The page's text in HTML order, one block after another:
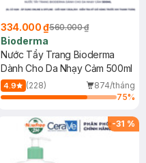
334.000 ₫560.000 ₫
Bioderma
Nước Tẩy Trang Bioderma
Dành Cho Da Nhạy Cảm 500ml
4.9 (228)
874/tháng
75%
-31 %